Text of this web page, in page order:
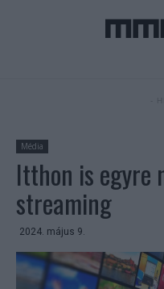
Média
Itthon is egyre
streaming
2024. május 9.